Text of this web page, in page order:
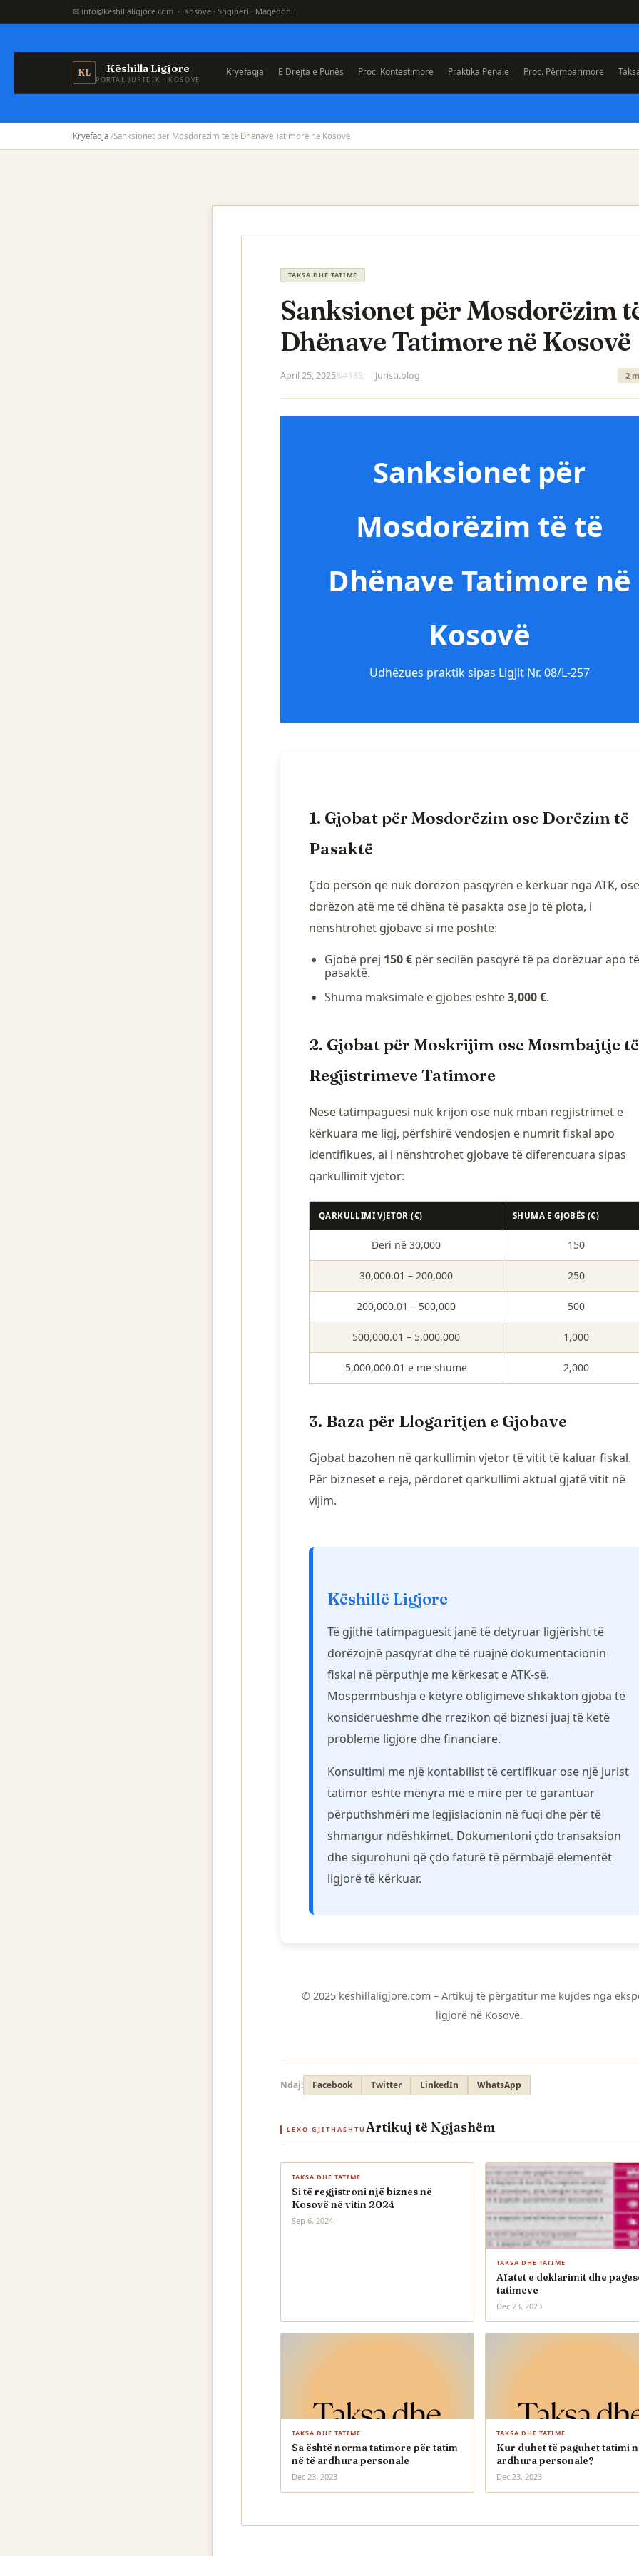
✉ info@keshillaligjore.com · Kosovë · Shqipëri · Maqedoni
KL Këshilla Ligjore
PORTAL JURIDIK · KOSOVË
Kryefaqja E Drejta e Punës Proc. Kontestimore Praktika Penale Proc. Përmbarimore
Kryefaqja Sanksionet për Mosdorëzim të të Dhënave Tatimore në Kosovë
TAKSA DHE TATIME
Sanksionet për Mosdorëzim
Dhënave Tatimore në Kosovë
April 25, 2025 Juristi.blog 2
Sanksionet për
Mosdorëzim të të
Dhënave Tatimore në
Kosovë
Udhëzues praktik sipas Ligjit Nr. 08/L-257
1. Gjobat për Mosdorëzim ose Dorëzim të
Pasaktë
Çdo person që nuk dorëzon pasqyrën e kërkuar nga ATK,
dorëzon atë me të dhëna të pasakta ose jo të plota, i
nënshtrohet gjobave si më poshtë:
Gjobë prej 150 € për secilën pasqyrë të pa dorëzuar apo të
pasaktë.
Shuma maksimale e gjobës është3,000 €.
2. Gjobat për Moskrijim ose Mosmbajtje të
Regjistrimeve Tatimore
Nëse tatimpaguesi nuk krijon ose nuk mban regjistrimet e
kërkuara me ligj, përfshirë vendosjen e numrit fiskal apo
identifikues, ai i nënshtrohet gjobave të diferencuara sipas
qarkullimit vjetor:
QARKULLIMI VJETOR (€) SHUMA E GJOBËS (€)
Deri në 30,000 150
30,000.01 – 200,000 250
200,000.01 – 500,000 500
500,000.01 – 5,000,000 1,000
5,000,000.01 e më shumë 2,000
3. Baza për Llogaritjen e Gjobave
Gjobat bazohen në qarkullimin vjetor të vitit të kaluar fiskal.
Për bizneset e reja, përdoret qarkullimi aktual gjatë vitit në
vijim.
Këshillë Ligjore
Të gjithë tatimpaguesit janë të detyruar ligjërisht të
dorëzojnë pasqyrat dhe të ruajnë dokumentacionin
fiskal në përputhje me kërkesat e ATK-së.
Mospërmbushja e këtyre obligimeve shkakton gjoba të
konsiderueshme dhe rrezikon që biznesi juaj të ketë
probleme ligjore dhe financiare.
Konsultimi me një kontabilist të certifikuar ose një jurist
tatimor është mënyra më e mirë për të garantuar
përputhshmëri me legjislacionin në fuqi dhe për të
shmangur ndëshkimet. Dokumentoni çdo transaksion
dhe sigurohuni që çdo faturë të përmbajë elementët
ligjorë të kërkuar.
© 2025 keshillaligjore.com – Artikuj të përgatitur me kujdes nga
ligjorë në Kosovë.
Ndaj: Facebook Twitter LinkedIn WhatsApp
LEXO GJITHASHTU Artikuj të Ngjashëm
TAKSA DHE TATIME
Si të regjistroni një biznes në
Kosovë në vitin 2024
Sep 6, 2024
TAKSA DHE TATIME
Afatet e deklarimit dhe
tatimeve
Dec 23, 2023
TAKSA DHE TATIME
Sa është norma tatimore për tatim
në të ardhura personale
Dec 23, 2023
TAKSA DHE TATIME
Kur duhet të paguhet tatimi
ardhura personale?
Dec 23, 2023